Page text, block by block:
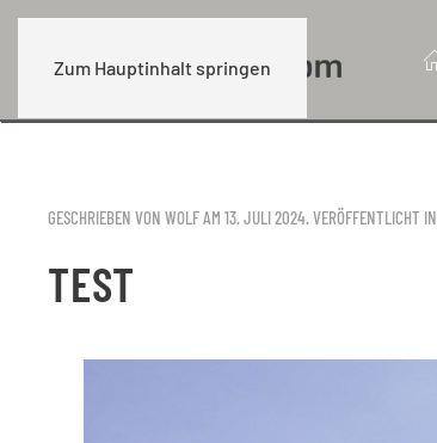
Zum Hauptinhalt springen
GESCHRIEBEN VON WOLF AM 13. JULI 2024. VERÖFFENTLICHT IN
TEST